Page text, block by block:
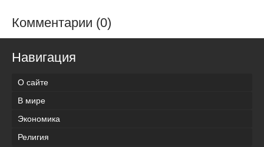
Комментарии (0)
Навигация
О сайте
В мире
Экономика
Религия